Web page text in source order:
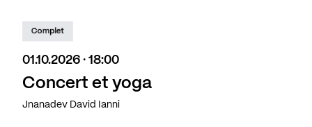
Complet
01.10.2026 · 18:00
Concert et yoga
Jnanadev David Ianni